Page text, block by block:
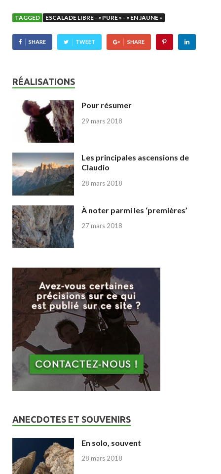
TAGGED ESCALADE LIBRE - « PURE » - « EN JAUNE »
SHARE TWEET SHARE
RÉALISATIONS
Pour résumer
29 mars 2018
Les principales ascensions de
Claudio
28 mars 2018
À noter parmi les ‘premières’
27 mars 2018
ANECDOTES ET SOUVENIRS
En solo, souvent
28 mars 2018